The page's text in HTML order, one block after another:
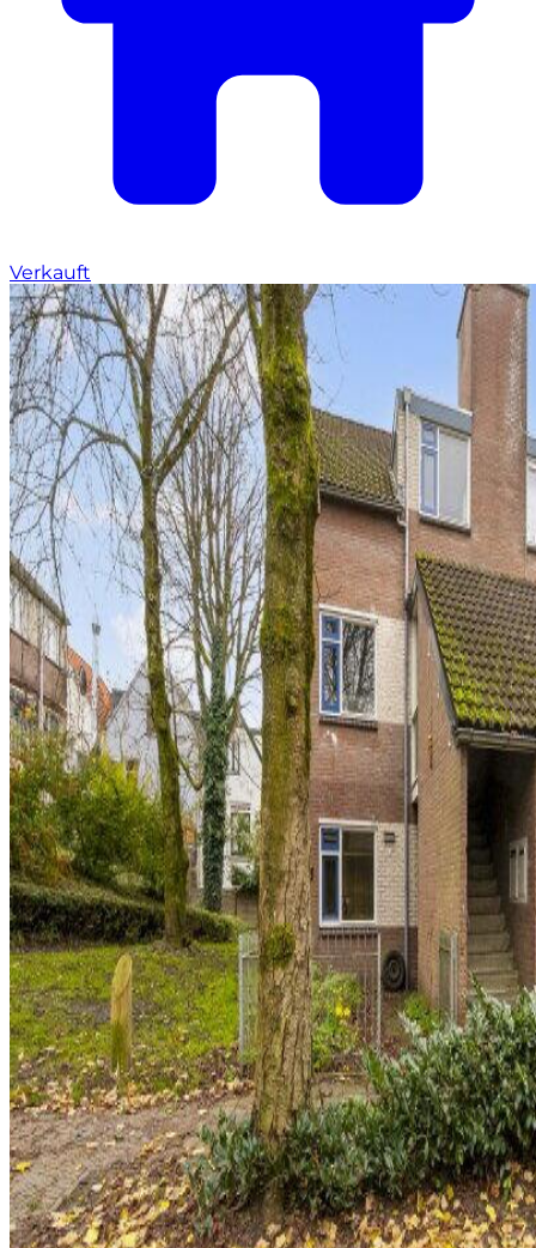
Verkauft